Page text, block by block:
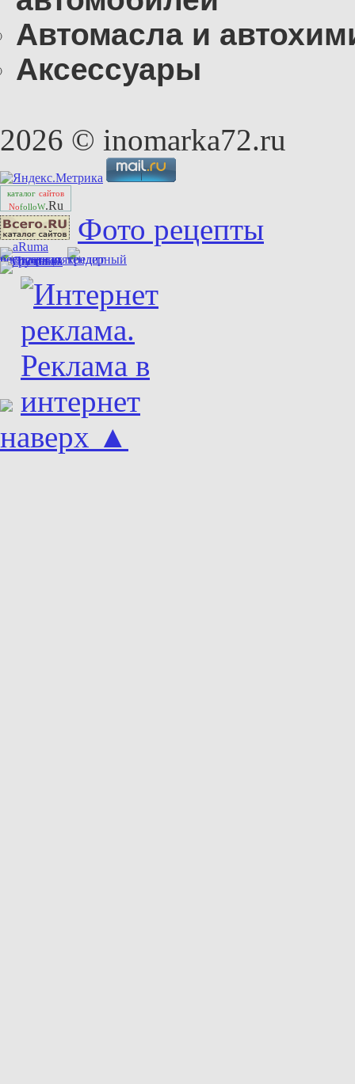
Автомасла и
Аксессуары
2026 © inomarka72.ru
каталог сайтов
NofolloW.Ru
Фото рецепты
наверх ▲